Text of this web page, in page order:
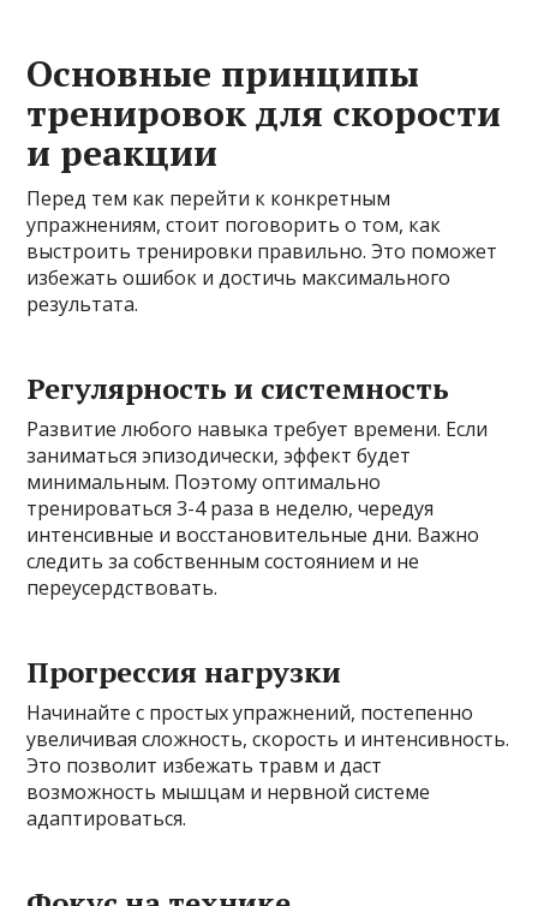
Основные принципы
тренировок для скорости
и реакции
Перед тем как перейти к конкретным
упражнениям, стоит поговорить о том, как
выстроить тренировки правильно. Это поможет
избежать ошибок и достичь максимального
результата.
Регулярность и системность
Развитие любого навыка требует времени. Если
заниматься эпизодически, эффект будет
минимальным. Поэтому оптимально
тренироваться 3-4 раза в неделю, чередуя
интенсивные и восстановительные дни. Важно
следить за собственным состоянием и не
переусердствовать.
Прогрессия нагрузки
Начинайте с простых упражнений, постепенно
увеличивая сложность, скорость и интенсивность.
Это позволит избежать травм и даст
возможность мышцам и нервной системе
адаптироваться.